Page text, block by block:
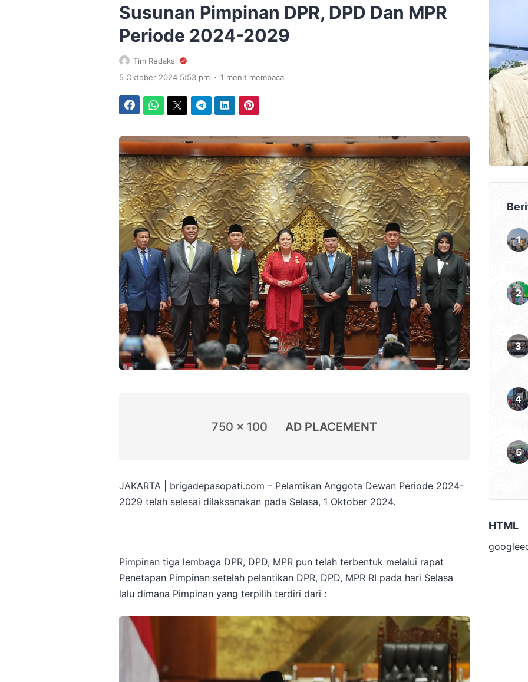
Susunan Pimpinan DPR, DPD Dan MPR
Periode 2024-2029
Tim Redaksi
5 Oktober 2024 5:53 pm . 1 menit membaca
750 x 100 AD PLACEMENT
JAKARTA | brigadepasopati.com – Pelantikan Anggota Dewan Periode 2024-
2029 telah selesai dilaksanakan pada Selasa, 1 Oktober 2024.
Pimpinan tiga lembaga DPR, DPD, MPR pun telah terbentuk melalui rapat
Penetapan Pimpinan setelah pelantikan DPR, DPD, MPR RI pada hari Selasa
lalu dimana Pimpinan yang terpilih terdiri dari :
HTML